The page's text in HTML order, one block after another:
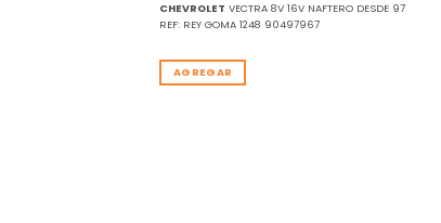
CHEVROLET VECTRA 8V 16V NAFTERO DESDE 97
REF: REY GOMA 1248 90497967
AGREGAR